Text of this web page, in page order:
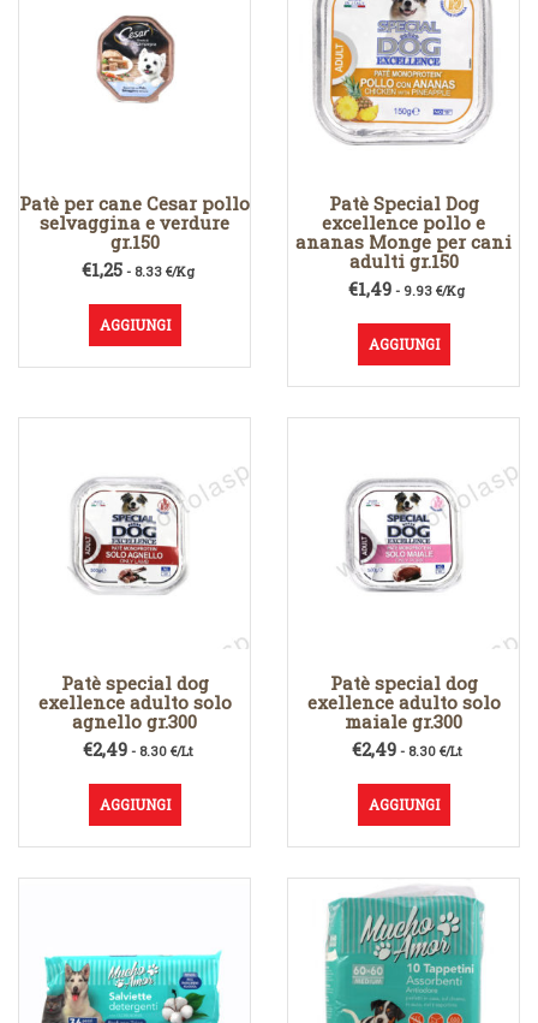
Patè per cane Cesar pollo
selvaggina e verdure
gr.150
€1,25- 8.33 €/Kg
AGGIUNGI
Patè Special Dog
excellence pollo e
ananas Monge per cani
adulti gr.150
€1,49 - 9.93 €/Kg
AGGIUNGI
Patè special dog
exellence adulto solo
agnello gr.300
€2,49- 8.30 €/Lt
AGGIUNGI
Patè special dog
exellence adulto solo
maiale gr.300
€2,49- 8.30 €/Lt
AGGIUNGI